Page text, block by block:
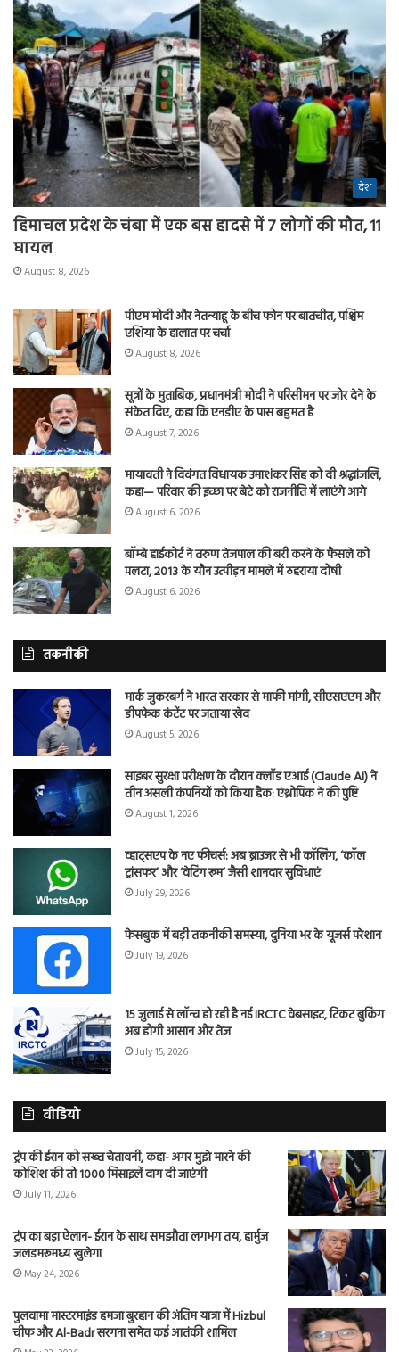
देश
हिमाचल प्रदेश के चंबा में एक बस हादसे में 7 लोगों की मौत, 11
घायल
August 8, 2026
पीएम मोदी और नेतन्याहू के बीच फोन पर बातचीत, पश्चिम
एशिया के हालात पर चर्चा
August 8, 2026
सूत्रों के मुताबिक, प्रधानमंत्री मोदी ने परिसीमन पर जोर देने के
संकेत दिए, कहा कि एनडीए के पास बहुमत है
August 7, 2026
मायावती ने दिवंगत विधायक उमाशंकर सिंह को दी श्रद्धांजलि,
कहा— परिवार की इच्छा पर बेटे को राजनीति में लाएंगे आगे
August 6, 2026
बॉम्बे हाईकोर्ट ने तरुण तेजपाल की बरी करने के फैसले को
पलटा, 2013 के यौन उत्पीड़न मामले में ठहराया दोषी
August 6, 2026
तकनीकी
मार्क जुकरबर्ग ने भारत सरकार से माफी मांगी, सीएसएएम और
डीपफेक कंटेंट पर जताया खेद
August 5, 2026
साइबर सुरक्षा परीक्षण के दौरान क्लॉड एआई (Claude AI) ने
तीन असली कंपनियों को किया हैक: एंथ्रोपिक ने की पुष्टि
August 1, 2026
व्हाट्सएप के नए फीचर्स: अब ब्राउजर से भी कॉलिंग, ‘कॉल
ट्रांसफर’ और ‘वेटिंग रूम’ जैसी शानदार सुविधाएं
July 29, 2026
फेसबुक में बड़ी तकनीकी समस्या, दुनिया भर के यूजर्स परेशान
July 19, 2026
15 जुलाई से लॉन्च हो रही है नई IRCTC वेबसाइट, टिकट बुकिंग
अब होगी आसान और तेज
July 15, 2026
वीडियो
ट्रंप की ईरान को सख्त चेतावनी, कहा- अगर मुझे मारने की
कोशिश की तो 1000 मिसाइलें दाग दी जाएंगी
July 11, 2026
ट्रंप का बड़ा ऐलान- ईरान के साथ समझौता लगभग तय, हार्मुज
जलडमरूमध्य खुलेगा
May 24, 2026
पुलवामा मास्टरमाइंड हमजा बुरहान की अंतिम यात्रा में Hizbul
चीफ और Al-Badr सरगना समेत कई आतंकी शामिल